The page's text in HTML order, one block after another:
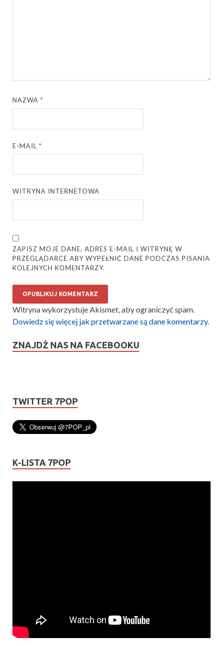
NAZWA*
E-MAIL*
WITRYNA INTERNETOWA
ZAPISZ MOJE DANE, ADRES E-MAIL I WITRYNĘ W
PRZEGLĄDARCE ABY WYPEŁNIĆ DANE PODCZAS PISANIA
KOLEJNYCH KOMENTARZY.
Witryna wykorzystuje Akismet, aby ograniczyć spam.
Dowiedz się więcej jak przetwarzane są dane komentarzy.
ZNAJDŹ NAS NA FACEBOOKU
TWITTER 7POP
K-LISTA 7POP